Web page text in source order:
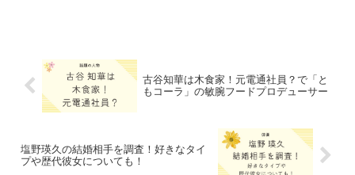
古谷知華は木食家！元電通社員？で「と
もコーラ」の敏腕フードプロデューサー
塩野瑛久の結婚相手を調査！好きなタイ
プや歴代彼女についても！